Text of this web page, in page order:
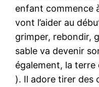
enfant commence
vont l’aider au
grimper, rebondir,
sable va devenir
également, la terre
). Il adore tirer des